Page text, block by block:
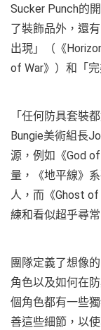
Sucker Punch的
了裝飾品外，還
出現」（《
of War》）和「
「任何防具套裝
Bungie美術組長
源，例如《God
量，《地平線》
人，而《Ghost
練和看似超乎尋常
團隊定義了想像
角色以及如何在
個角色都有一些
善這些細節，以